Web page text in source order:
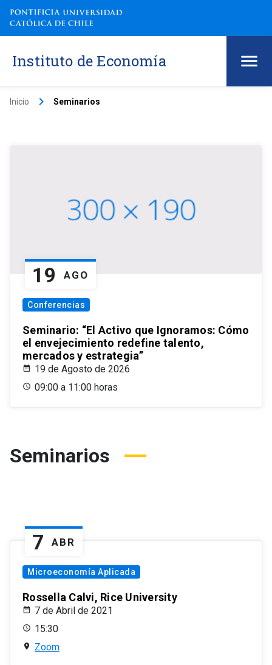
Instituto de Economía
Inicio keyboard_arrow_right Seminarios
19 AGO
Conferencias
Seminario: “El Activo que Ignoramos: Cómo
el envejecimiento redefine talento,
mercados y estrategia”
19 de Agosto de 2026
09:00 a 11:00 horas
Seminarios
7 ABR
Microeconomía Aplicada
Rossella Calvi, Rice University
7 de Abril de 2021
15:30
Zoom